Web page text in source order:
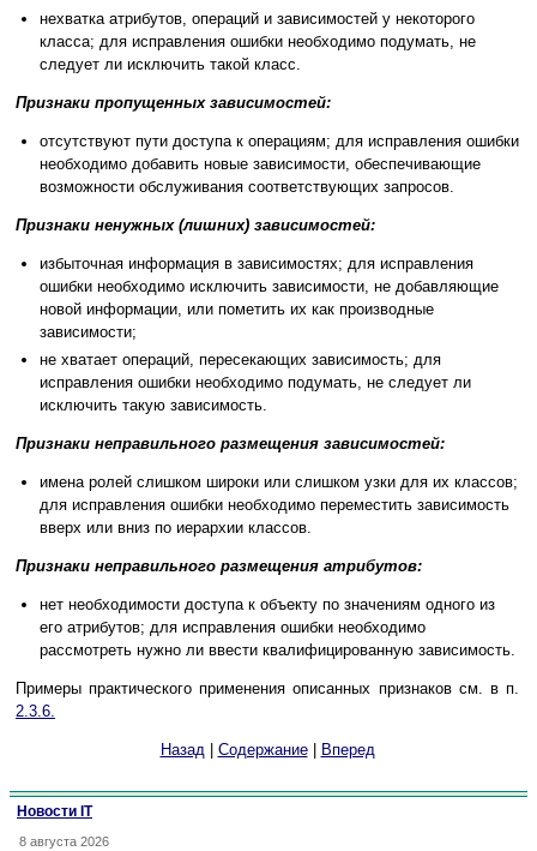
нехватка атрибутов, операций и зависимостей у некоторого
класса; для исправления ошибки необходимо подумать, не
следует ли исключить такой класс.
Признаки пропущенных зависимостей:
отсутствуют пути доступа к операциям; для исправления ошибки
необходимо добавить новые зависимости, обеспечивающие
возможности обслуживания соответствующих запросов.
Признаки ненужных (лишних) зависимостей:
избыточная информация в зависимостях; для исправления
ошибки необходимо исключить зависимости, не добавляющие
новой информации, или пометить их как производные
зависимости;
не хватает операций, пересекающих зависимость; для
исправления ошибки необходимо подумать, не следует ли
исключить такую зависимость.
Признаки неправильного размещения зависимостей:
имена ролей слишком широки или слишком узки для их классов;
для исправления ошибки необходимо переместить зависимость
вверх или вниз по иерархии классов.
Признаки неправильного размещения атрибутов:
нет необходимости доступа к объекту по значениям одного из
его атрибутов; для исправления ошибки необходимо
рассмотреть нужно ли ввести квалифицированную зависимость.
Примеры практического применения описанных признаков см. в п.
2.3.6.
Назад| Содержание| Вперед
Новости IT
8 августа 2026